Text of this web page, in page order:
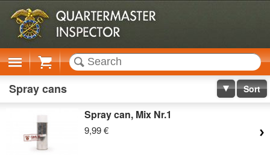
Cart
Spray cans Sort
Spray can, Mix Nr.1
9,99 €